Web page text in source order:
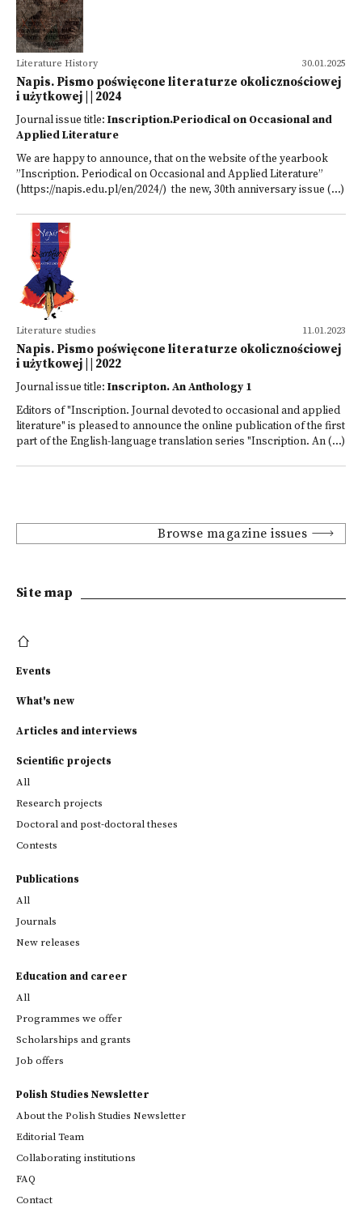
30.01.2025
Literature History
Napis. Pismo poświęcone literaturze okolicznościowej
i użytkowej | | 2024
Journal issue title: Inscription.Periodical on Occasional and
Applied Literature
We are happy to announce, that on the website of the yearbook
”Inscription. Periodical on Occasional and Applied Literature”
(https://napis.edu.pl/en/2024/) the new, 30th anniversary issue (...)
11.01.2023
Literature studies
Napis. Pismo poświęcone literaturze okolicznościowej
i użytkowej | | 2022
Journal issue title: Inscripton. An Anthology 1
Editors of "Inscription. Journal devoted to occasional and applied
literature" is pleased to announce the online publication of the first
part of the English-language translation series "Inscription. An (...)
Browse magazine issues
Site map
Events
What's new
Articles and interviews
Scientific projects
All
Research projects
Doctoral and post-doctoral theses
Contests
Publications
All
Journals
New releases
Education and career
All
Programmes we offer
Scholarships and grants
Job offers
Polish Studies Newsletter
About the Polish Studies Newsletter
Editorial Team
Collaborating institutions
FAQ
Contact